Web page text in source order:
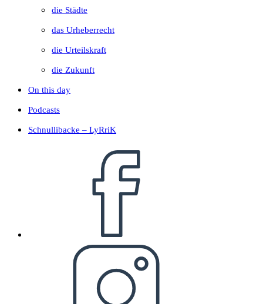
die Städte
das Urheberrecht
die Urteilskraft
die Zukunft
On this day
Podcasts
Schnullibacke – LyRriK